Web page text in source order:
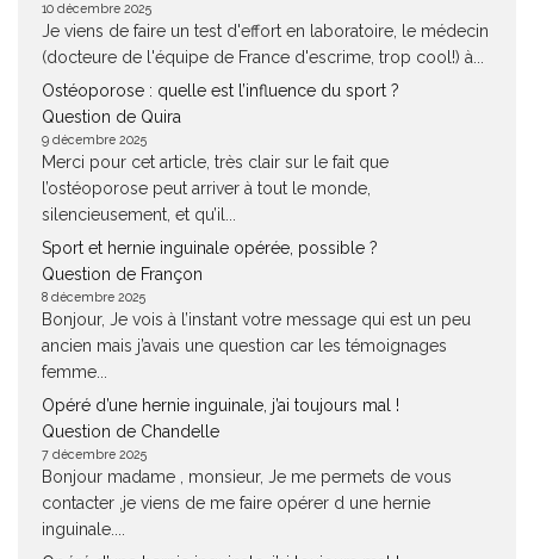
10 décembre 2025
Je viens de faire un test d'effort en laboratoire, le médecin
(docteure de l'équipe de France d'escrime, trop cool!) à...
Ostéoporose : quelle est l’influence du sport ?
Question de Quira
9 décembre 2025
Merci pour cet article, très clair sur le fait que
l’ostéoporose peut arriver à tout le monde,
silencieusement, et qu’il...
Sport et hernie inguinale opérée, possible ?
Question de Françon
8 décembre 2025
Bonjour, Je vois à l’instant votre message qui est un peu
ancien mais j’avais une question car les témoignages
femme...
Opéré d’une hernie inguinale, j’ai toujours mal !
Question de Chandelle
7 décembre 2025
Bonjour madame , monsieur, Je me permets de vous
contacter ,je viens de me faire opérer d une hernie
inguinale....